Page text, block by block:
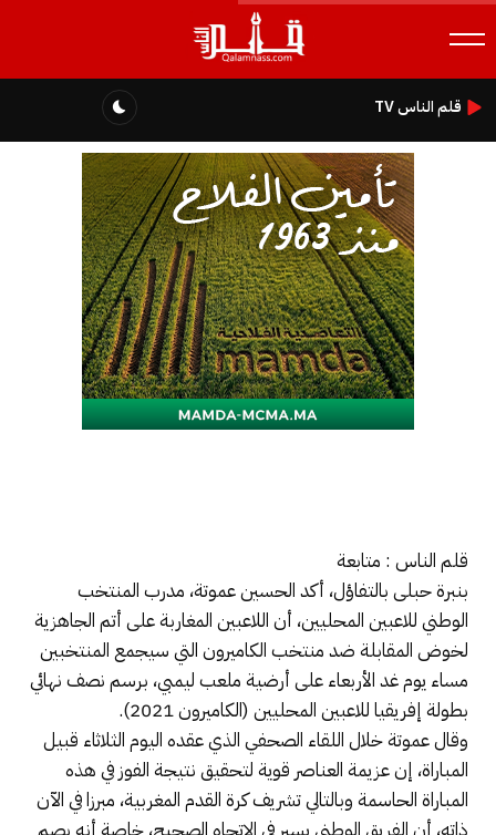
قلم الناس TV
قلم الناس : متابعة
بنبرة حبلى بالتفاؤل، أكد الحسين عموتة، مدرب المنتخب
الوطني للاعبين المحليين، أن اللاعبين المغاربة على أتم الجاهزية
لخوض المقابلة ضد منتخب الكاميرون التي سيجمع المنتخبين
مساء يوم غد الأربعاء على أرضية ملعب ليمبي، برسم نصف نهائي
بطولة إفريقيا للاعبين المحليين (الكاميرون 2021).
وقال عموتة خلال اللقاء الصحفي الذي عقده اليوم الثلاثاء قبيل
المباراة، إن عزيمة العناصر قوية لتحقيق نتيجة الفوز في هذه
المباراة الحاسمة وبالتالي تشريف كرة القدم المغربية، مبرزا في الآن